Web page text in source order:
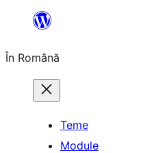
conținut
În Română
Teme
Module